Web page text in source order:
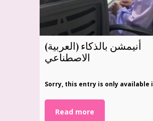
(العربية) أنيمشن بالذكاء
الاصطناعي
Read more